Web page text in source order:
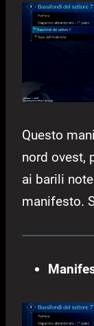
Questo
nord ovest,
ai barili
manifesto.